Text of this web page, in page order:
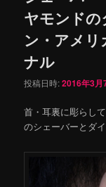
ヤモンドの
ン・アメリ
ナル
投稿日時:2016年3月
首・耳裏に彫らし
のシェーバーとダ